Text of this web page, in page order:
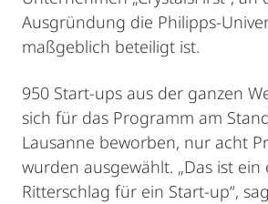
Ausgründung die Philipps-
maßgeblich beteiligt ist.
950 Start-ups aus der ganzen
sich für das Programm am
Lausanne beworben, nur acht
wurden ausgewählt. „Das ist ein
Ritterschlag für ein Start-up“,